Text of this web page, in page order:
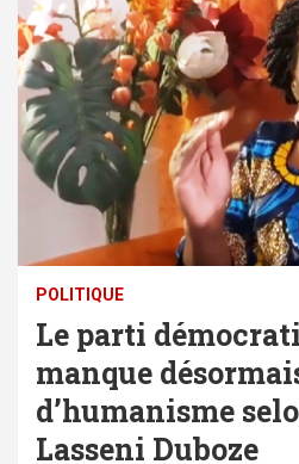
POLITIQUE
Le parti
manque
d’humanisme
Lasseni Duboze